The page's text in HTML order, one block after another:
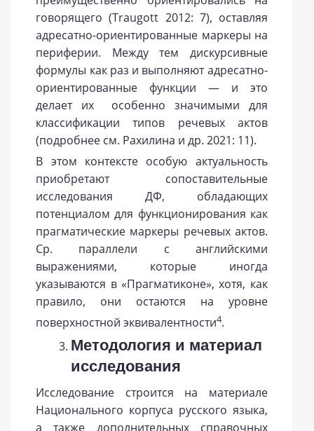
говорящего (Traugott 2012: 7), оставляя
адресатно-ориентированные маркеры на
периферии. Между тем дискурсивные
формулы как раз и выполняют адресатно-
ориентированные функции — и это
делает их особенно значимыми для
классификации типов речевых актов
(подробнее см. Рахилина и др. 2021: 11).
В этом контексте особую актуальность
приобретают сопоставительные
исследования ДФ, обладающих
потенциалом для функционирования как
прагматические маркеры речевых актов.
Ср. параллели с английскими
выражениями, которые иногда
указываются в «Прагматиконе», хотя, как
правило, они остаются на уровне
поверхностной эквивалентности4.
Методология и материал
исследования
Исследование строится на материале
Национального корпуса русского языка,
а также дополнительных справочных